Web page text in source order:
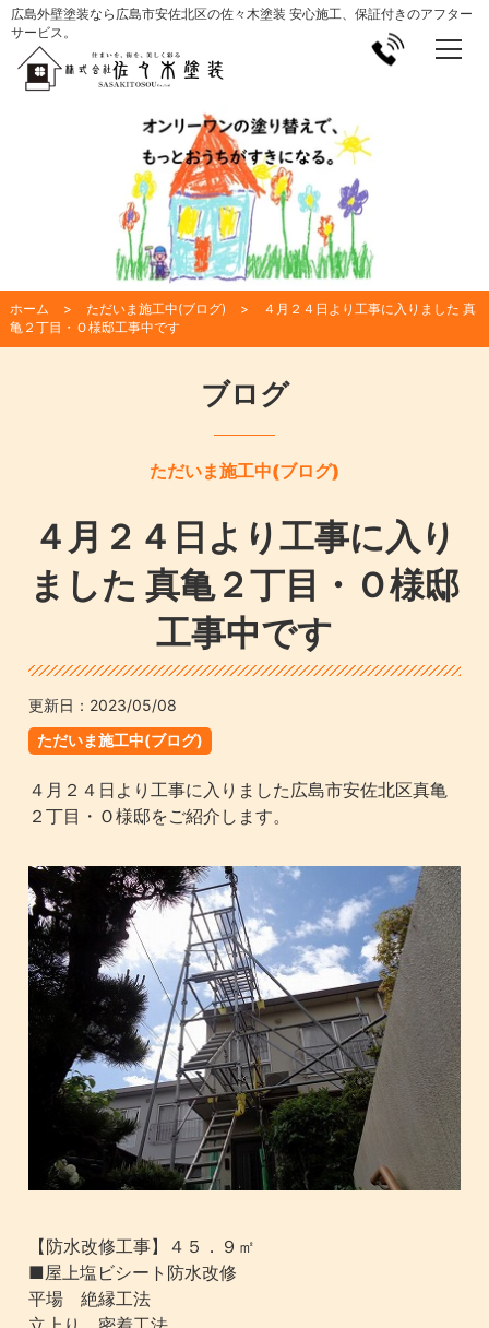
広島外壁塗装なら広島市安佐北区の佐々木塗装 安心施工、保証付きのアフター
サービス。
ホーム ただいま施工中(ブログ)
４月２４日より工事に入りました 真
亀２丁目・Ｏ様邸工事中です
ブログ
ただいま施工中(ブログ)
４月２４日より工事に入り
ました 真亀２丁目・Ｏ様邸
工事中です
更新日： 2023/05/08
ただいま施工中(ブログ)
４月２４日より工事に入りました広島市安佐北区真亀
２丁目・Ｏ様邸をご紹介します。
【防水改修工事】４５．９㎡
■屋上塩ビシート防水改修
平場 絶縁工法